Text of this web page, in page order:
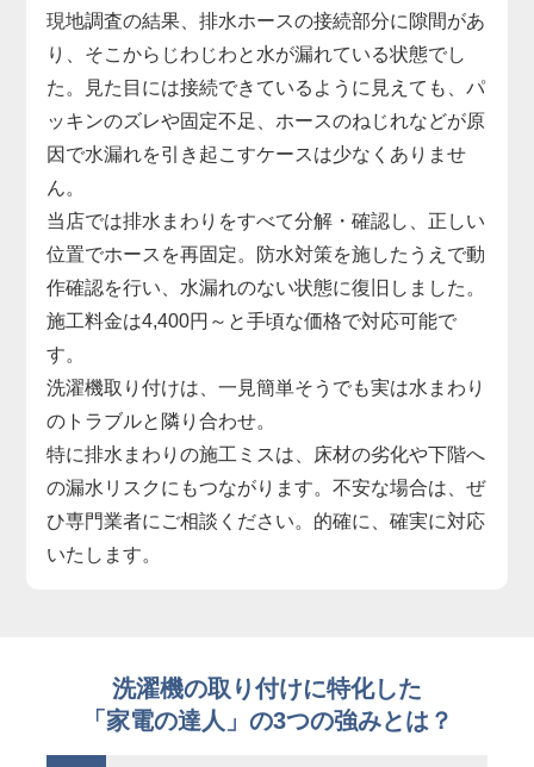
い。
現地調査の結果、排水ホースの接続部分に隙間があ
り、そこからじわじわと水が漏れている状態でし
た。見た目には接続できているように見えても、パ
ッキンのズレや固定不足、ホースのねじれなどが原
因で水漏れを引き起こすケースは少なくありませ
ん。
当店では排水まわりをすべて分解・確認し、正しい
位置でホースを再固定。防水対策を施したうえで動
作確認を行い、水漏れのない状態に復旧しました。
施工料金は4,400円～と手頃な価格で対応可能で
す。
洗濯機取り付けは、一見簡単そうでも実は水まわり
のトラブルと隣り合わせ。
特に排水まわりの施工ミスは、床材の劣化や下階へ
の漏水リスクにもつながります。不安な場合は、ぜ
ひ専門業者にご相談ください。的確に、確実に対応
いたします。
洗濯機の取り付けに特化した
「家電の達人」の3つの強みとは？